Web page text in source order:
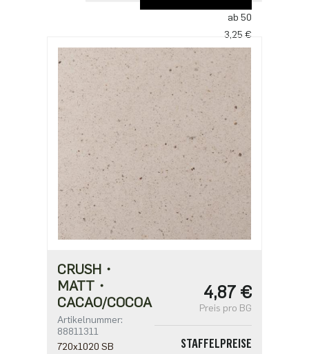
ab 50
3,25 €
ab 100
3,14 €
2,71 €
ab 500
2,17 €
CRUSH・
MATT・
CACAO/COCOA
Artikelnummer:
88811311
720x1020 SB
4,87 €
Preis pro BG
STAFFELPREISE